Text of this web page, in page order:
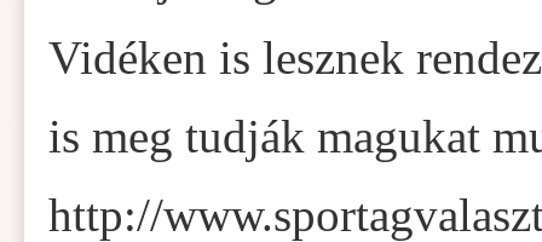
Vidéken is lesznek
is meg tudják magukat
http://